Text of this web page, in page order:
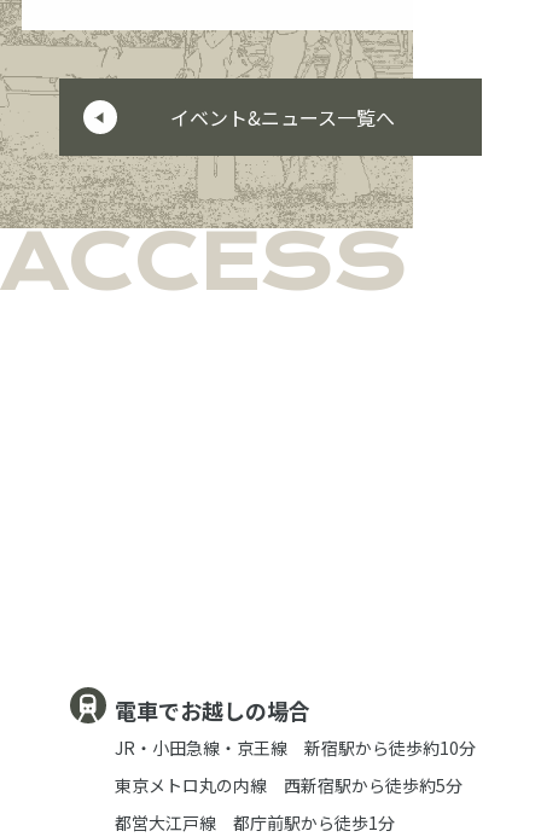
イベント&ニュース一覧へ
ACCESS
電車でお越しの場合
JR・小田急線・京王線 新宿駅から徒歩約10分
東京メトロ丸の内線 西新宿駅から徒歩約5分
都営大江戸線 都庁前駅から徒歩1分